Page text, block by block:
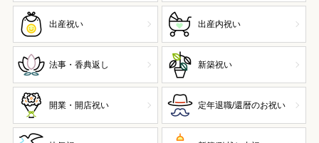
出産祝い 出産内祝い
法事・香典返し 新築祝い
開業・開店祝い 定年退職/還暦のお祝い